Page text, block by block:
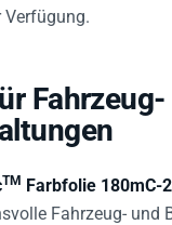
Verfügung.
TM Farbfolie 180mC-
Fahrzeug- und